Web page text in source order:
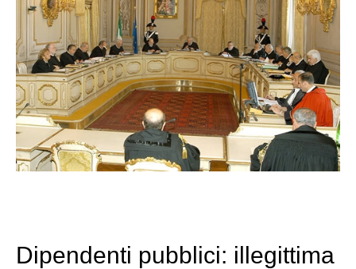
Dipendenti pubblici: illegittima